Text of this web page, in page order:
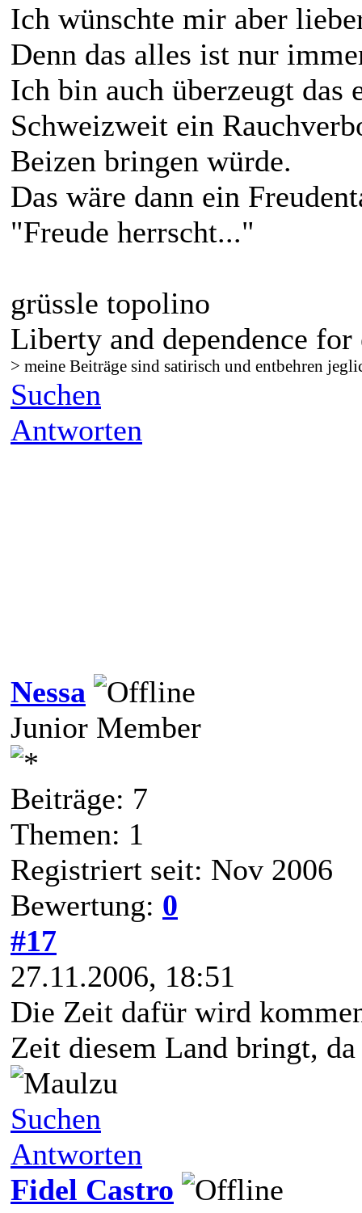
Ich wünschte mir aber
Denn das alles ist nur
Ich bin auch überzeugt das
Schweizweit ein
Beizen bringen würde.
Das wäre dann ein
"Freude herrscht..."
grüssle topolino
Liberty and dependence for
> meine Beiträge sind satirisch und entbehren
Suchen
Antworten
Nessa
Junior Member
Beiträge: 7
Themen: 1
Registriert seit: Nov 2006
Bewertung: 0
#17
27.11.2006, 18:51
Die Zeit dafür wird
Zeit diesem Land bringt,
Suchen
Antworten
Fidel Castro